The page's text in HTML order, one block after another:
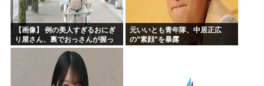
【画像】 例の美人すぎるおにぎ
り屋さん、裏でおっさんが握っ
ていたｗｗｗｗｗｗｗｗｗｗｗ
元いいとも青年隊、中居正広
の”素顔”を暴露